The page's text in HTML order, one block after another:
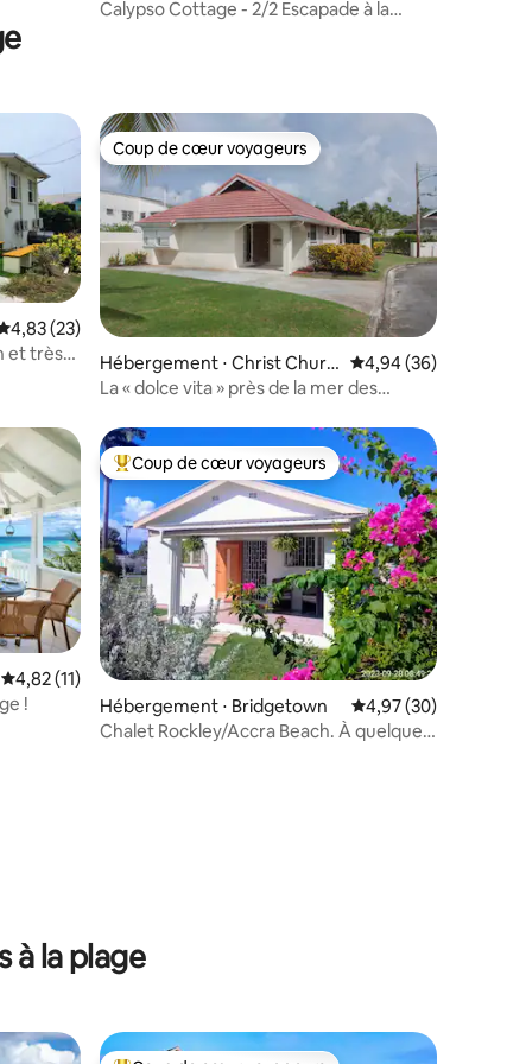
Calypso Cottage - 2/2 Escapade à la
: 4,98 sur 5
moyenne sur la base de 23 commentaires : 4,83 sur 5
4,83 (23)
et très
Coup de cœur voyageurs
Coup de cœur voyageurs
Hébergement ⋅ Christ Churc
h
Évaluation moyenne
4,94 (36)
La « dolce vita » près de la mer des
: 4,8 sur 5
Évaluation moyenne sur la base de 11 commentaires : 4,82 sur 5
4,82 (11)
!
Coups de cœur voyageurs les plus appréciés
Coup de cœur voyageurs
Hébergement ⋅ Bridgetown Évaluation moyenne
4,97 (30)
Chalet Rockley/Accra Beach. À quelques
à la plage